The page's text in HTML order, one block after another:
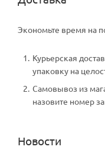
Экономьте время на
Курьерская
упаковку на
Самовывоз из
назовите номер
Новости